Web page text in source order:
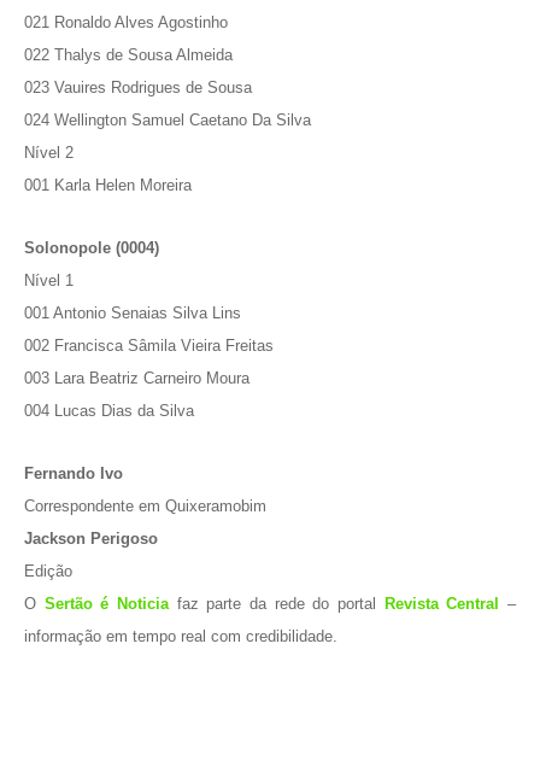
021 Ronaldo Alves Agostinho
022 Thalys de Sousa Almeida
023 Vauires Rodrigues de Sousa
024 Wellington Samuel Caetano Da Silva
Nível 2
001 Karla Helen Moreira
Solonopole (0004)
Nível 1
001 Antonio Senaias Silva Lins
002 Francisca Sâmila Vieira Freitas
003 Lara Beatriz Carneiro Moura
004 Lucas Dias da Silva
Fernando Ivo
Correspondente em Quixeramobim
Jackson Perigoso
Edição
O Sertão é Noticiafaz parte da rede do portal Revista Central–
informação em tempo real com credibilidade.